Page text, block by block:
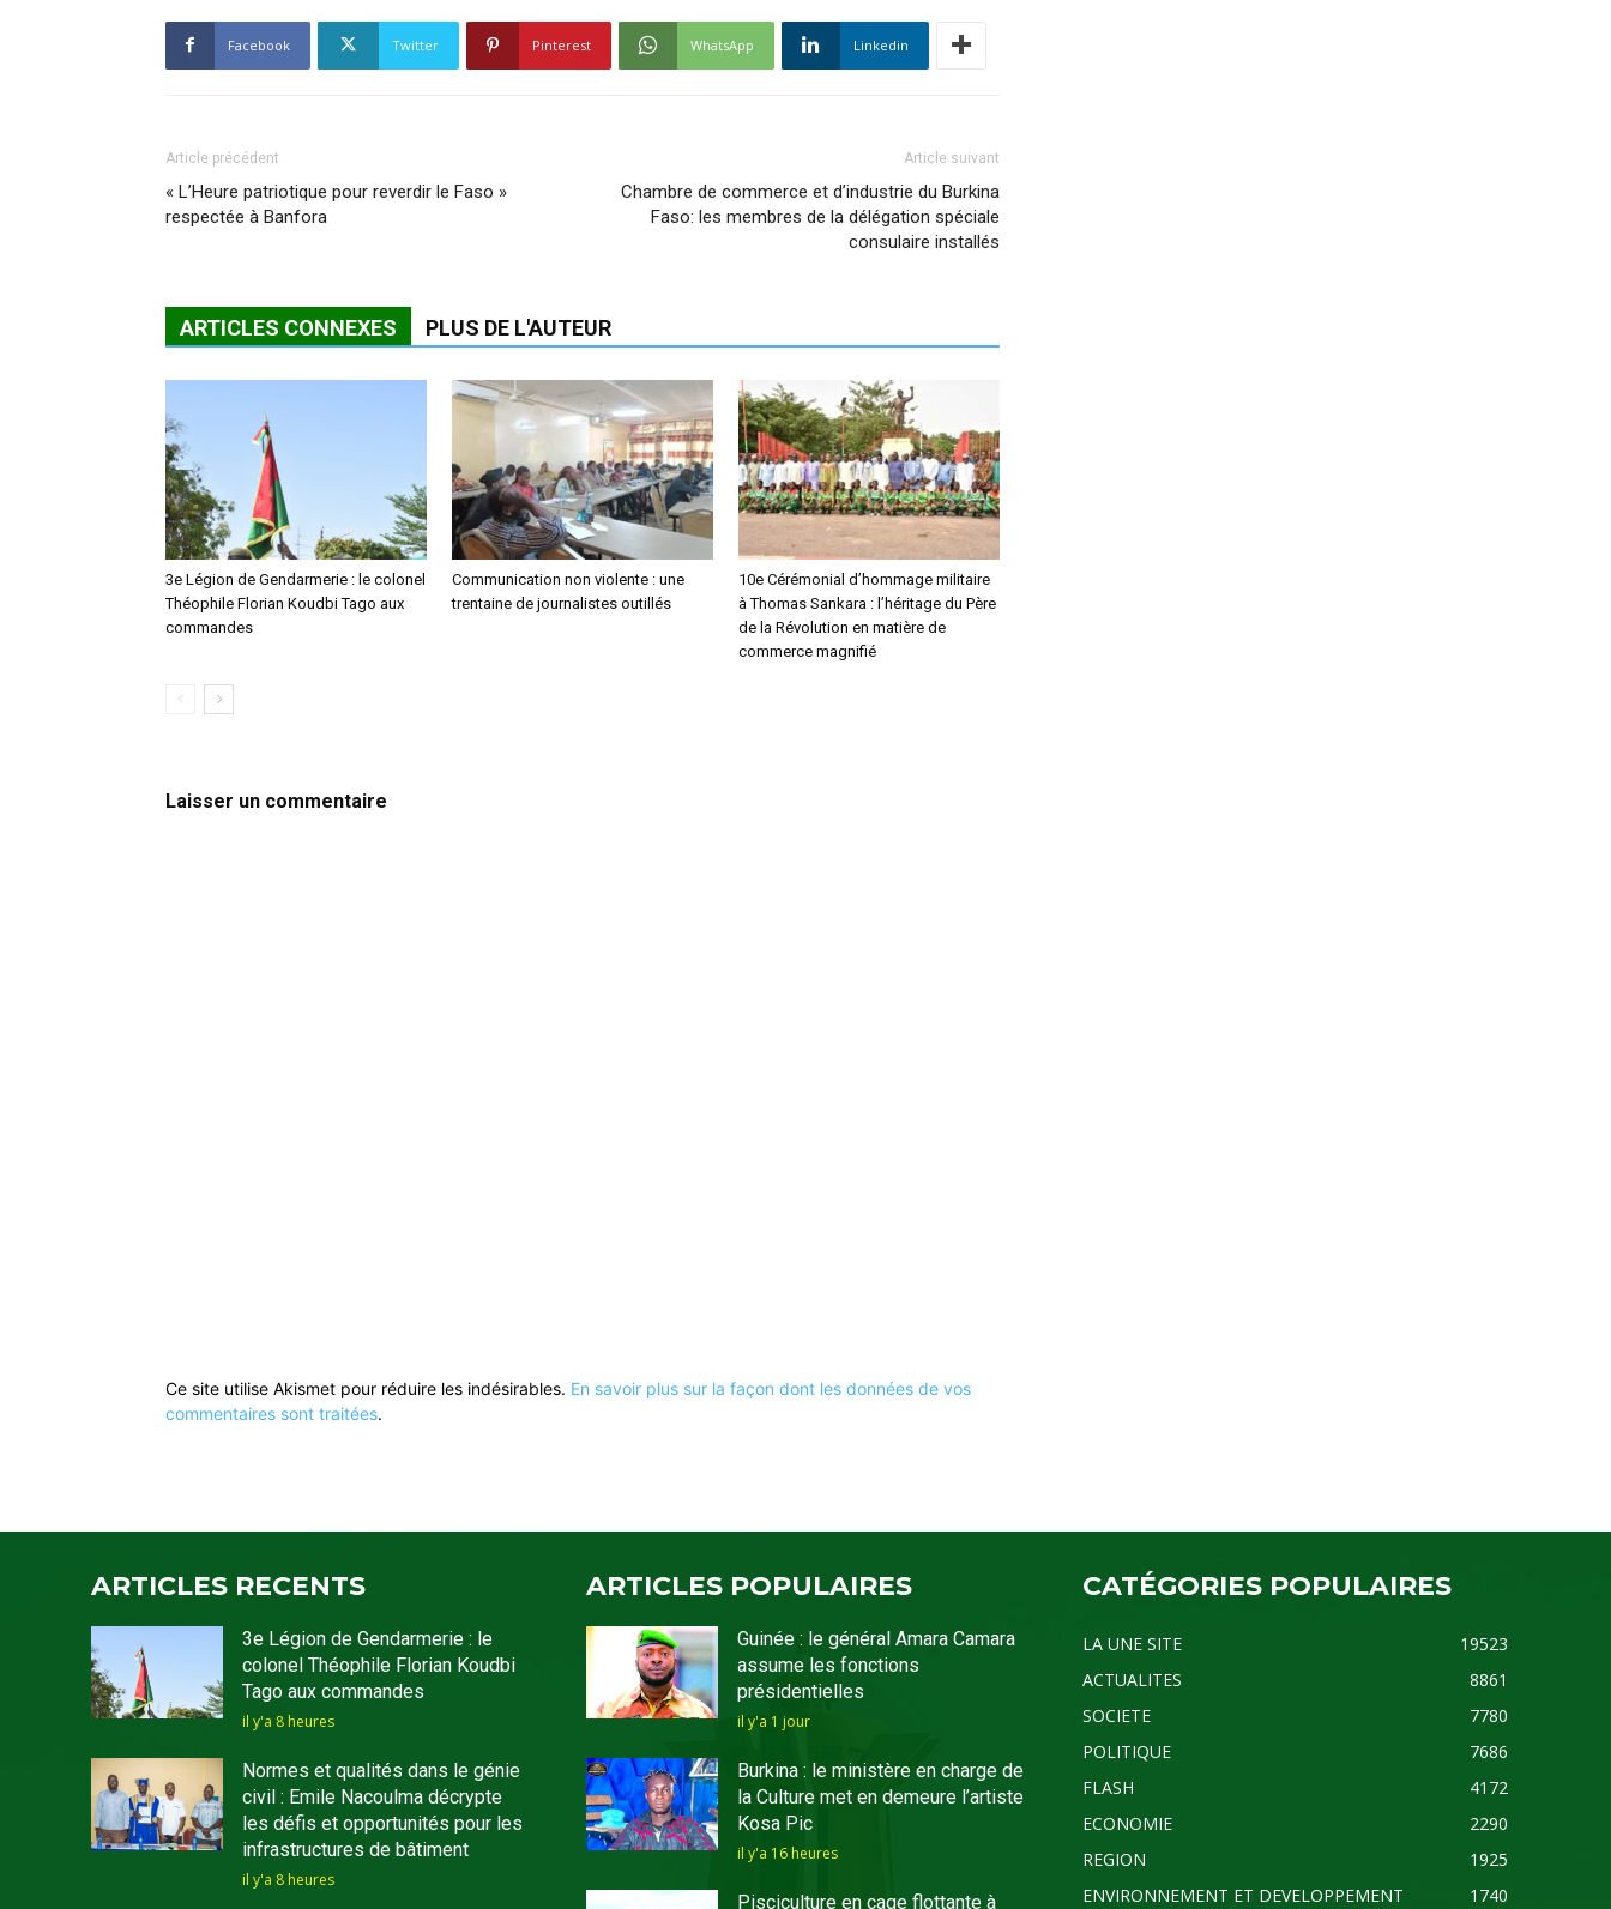
Facebook Twitter Pinterest WhatsApp Linkedin
Article précédent
« L’Heure patriotique pour reverdir le Faso »
respectée à Banfora
Article suivant
Chambre de commerce et d’industrie du Burkina
Faso: les membres de la délégation spéciale
consulaire installés
ARTICLES CONNEXES PLUS DE L'AUTEUR
3e Légion de Gendarmerie : le colonel
Théophile Florian Koudbi Tago aux
commandes
Communication non violente : une
trentaine de journalistes outillés
10e Cérémonial d’hommage militaire
à Thomas Sankara : l’héritage du Père
de la Révolution en matière de
commerce magnifié
Laisser un commentaire
Ce site utilise Akismet pour réduire les indésirables. En savoir plus sur la façon dont les données de vos
commentaires sont traitées.
ARTICLES RECENTS
3e Légion de Gendarmerie : le
colonel Théophile Florian Koudbi
Tago aux commandes
il y'a 8 heures
Normes et qualités dans le génie
civil : Emile Nacoulma décrypte
les défis et opportunités pour les
infrastructures de bâtiment
il y'a 8 heures
ARTICLES POPULAIRES
Guinée : le général Amara Camara
assume les fonctions
présidentielles
il y'a 1 jour
Burkina : le ministère en charge de
la Culture met en demeure l’artiste
Kosa Pic
il y'a 16 heures
Pisciculture en cage flottante à
CATÉGORIES POPULAIRES
LA UNE SITE
19523
ACTUALITES
8861
SOCIETE
7780
POLITIQUE
7686
FLASH
4172
ECONOMIE
2290
REGION
1925
ENVIRONNEMENT ET DEVELOPPEMENT
1740